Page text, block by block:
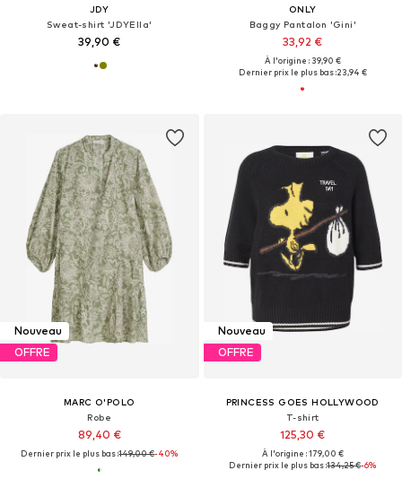
JDY
Sweat-shirt 'JDYElla'
39,90 €
ONLY
Baggy Pantalon 'Gini'
33,92 €
À l'origine : 39,90 €
Dernier prix le plus bas :23,94 €
Nouveau
OFFRE
MARC O'POLO
Robe
89,40 €
Dernier prix le plus bas :149,00 €-40%
Nouveau
OFFRE
PRINCESS GOES HOLLYWOOD
T-shirt
125,30 €
À l'origine : 179,00 €
Dernier prix le plus bas :134,25 €-6%